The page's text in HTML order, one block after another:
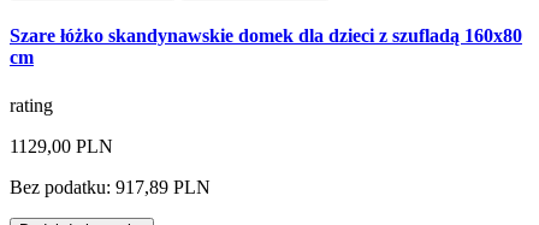
Szare łóżko skandynawskie domek dla dzieci z szufladą 160x80
cm
rating
1129,00 PLN
Bez podatku: 917,89 PLN